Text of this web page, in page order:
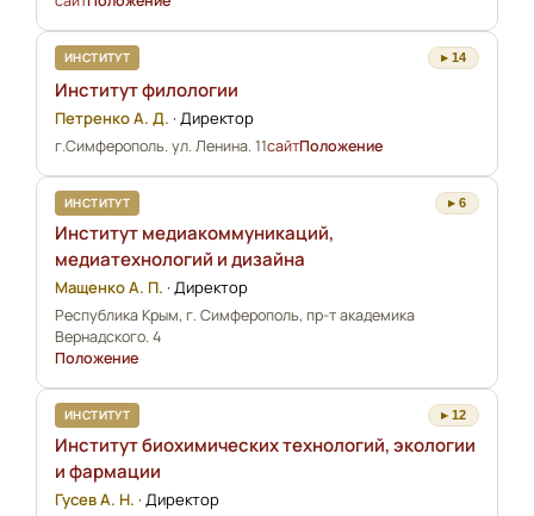
ИНСТИТУТ ▸ 14
Институт филологии
Петренко А. Д. · Директор
г.Симферополь. ул. Ленина. 11сайтПоложение
ИНСТИТУТ ▸ 6
Институт медиакоммуникаций,
медиатехнологий и дизайна
Мащенко А. П. · Директор
Республика Крым, г. Симферополь, пр-т академика
Вернадского. 4
Положение
ИНСТИТУТ ▸ 12
Институт биохимических технологий, экологии
и фармации
Гусев А. Н. · Директор